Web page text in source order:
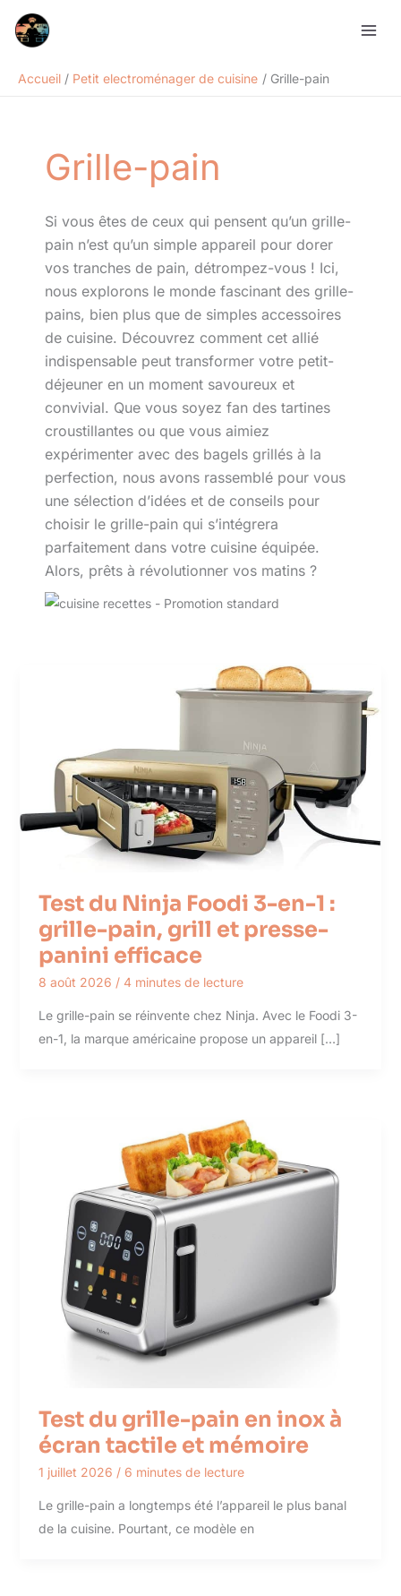
Accueil
Petit electroménager de cuisine Grille-pain
Grille-pain
Si vous êtes de ceux qui pensent qu’un grille-
pain n’est qu’un simple appareil pour dorer
vos tranches de pain, détrompez-vous ! Ici,
nous explorons le monde fascinant des grille-
pains, bien plus que de simples accessoires
de cuisine. Découvrez comment cet allié
indispensable peut transformer votre petit-
déjeuner en un moment savoureux et
convivial. Que vous soyez fan des tartines
croustillantes ou que vous aimiez
expérimenter avec des bagels grillés à la
perfection, nous avons rassemblé pour vous
une sélection d’idées et de conseils pour
choisir le grille-pain qui s’intégrera
parfaitement dans votre cuisine équipée.
Alors, prêts à révolutionner vos matins ?
Test du Ninja Foodi 3-en-1 :
grille-pain, grill et presse-
panini efficace
8 août 2026 / 4 minutes de lecture
Le grille-pain se réinvente chez Ninja. Avec le Foodi 3-
en-1, la marque américaine propose un appareil […]
Test du grille-pain en inox à
écran tactile et mémoire
1 juillet 2026 / 6 minutes de lecture
Le grille-pain a longtemps été l’appareil le plus banal
de la cuisine. Pourtant, ce modèle en
Rechercher